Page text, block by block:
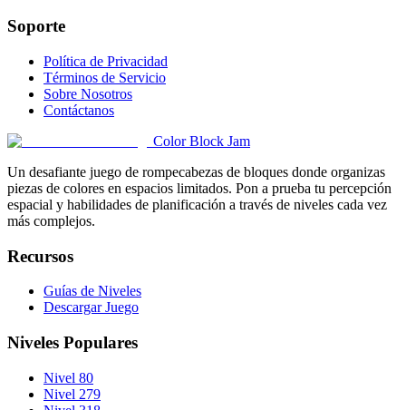
Soporte
Política de Privacidad
Términos de Servicio
Sobre Nosotros
Contáctanos
Color Block Jam
Un desafiante juego de rompecabezas de bloques donde organizas
piezas de colores en espacios limitados. Pon a prueba tu percepción
espacial y habilidades de planificación a través de niveles cada vez
más complejos.
Recursos
Guías de Niveles
Descargar Juego
Niveles Populares
Nivel 80
Nivel 279